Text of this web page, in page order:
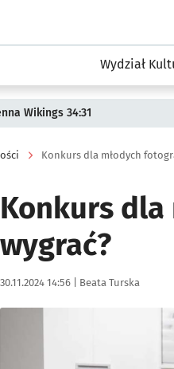
Wydział
Wikings 34:31
Konkurs dla młodych
Konkurs dla
wygrać?
Data publikacji:
30.11.2024 14:56 | Autor:
Beata Turska